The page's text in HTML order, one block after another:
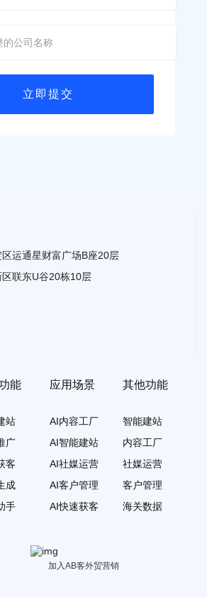
区运通星财富广场B座20层
联东U谷20栋10层
能
站
广
客
成
手
应用场景
AI内容工厂
AI智能建站
AI社媒运营
AI客户管理
AI快速获客
其他功能
智能建站
内容工厂
社媒运营
客户管理
海关数据
加入AB客外贸营销